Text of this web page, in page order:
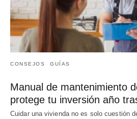
CONSEJOS GUÍAS
Manual de mantenimiento
protege tu inversión año
Cuidar una vivienda no es solo cuestión